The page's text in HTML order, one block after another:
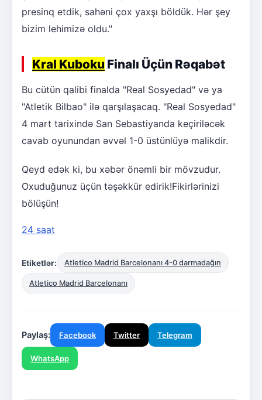
presinq etdik, sahəni çox yaxşı böldük. Hər şey
bizim lehimizə oldu."
Kral Kuboku Finalı Üçün Rəqabət
Bu cütün qalibi finalda "Real Sosyedad" və ya
"Atletik Bilbao" ilə qarşılaşacaq. "Real Sosyedad"
4 mart tarixində San Sebastiyanda keçiriləcək
cavab oyunundan əvvəl 1-0 üstünlüyə malikdir.
Qeyd edək ki, bu xəbər önəmli bir mövzudur.
Oxuduğunuz üçün təşəkkür edirik!Fikirlərinizi
bölüşün!
24 saat
Etiketlər: Atletico Madrid Barcelonanı 4-0 darmadağın
Atletico Madrid Barcelonanı
Paylaş: Facebook Twitter Telegram
WhatsApp